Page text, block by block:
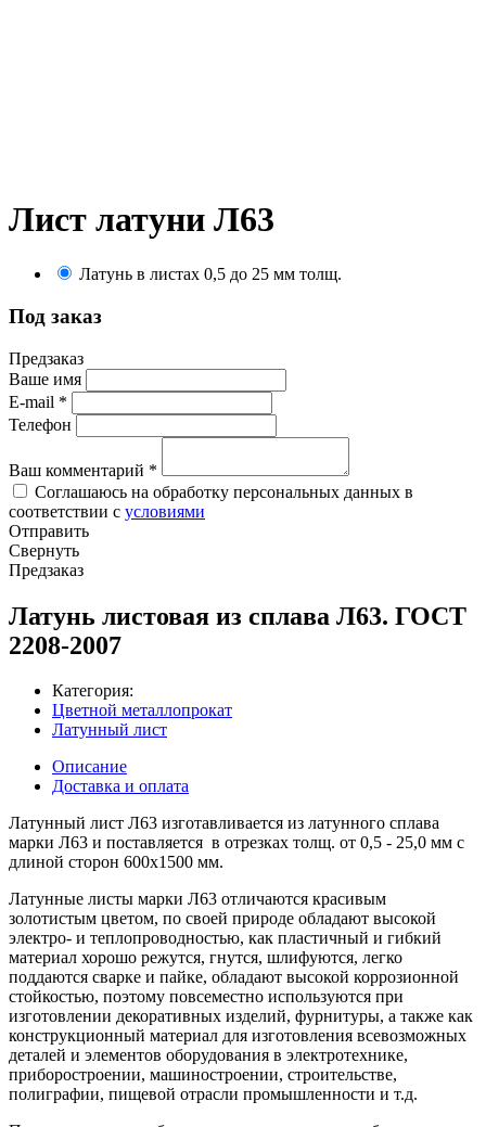
Лист латуни Л63
Латунь в листах 0,5 до 25 мм толщ.
Под заказ
Предзаказ
Ваше имя
E-mail *
Телефон
Ваш комментарий *
Соглашаюсь на обработку персональных данных в
соответствии с условиями
Отправить
Свернуть
Предзаказ
Латунь листовая из сплава Л63. ГОСТ
2208-2007
Категория:
Цветной металлопрокат
Латунный лист
Описание
Доставка и оплата
Латунный лист Л63 изготавливается из латунного сплава
марки Л63 и поставляется в отрезках толщ. от 0,5 - 25,0 мм с
длиной сторон 600х1500 мм.
Латунные листы марки Л63 отличаются красивым
золотистым цветом, по своей природе обладают высокой
электро- и теплопроводностью, как пластичный и гибкий
материал хорошо режутся, гнутся, шлифуются, легко
поддаются сварке и пайке, обладают высокой коррозионной
стойкостью, поэтому повсеместно используются при
изготовлении декоративных изделий, фурнитуры, а также как
конструкционный материал для изготовления всевозможных
деталей и элементов оборудования в электротехнике,
приборостроении, машиностроении, строительстве,
полиграфии, пищевой отрасли промышленности и т.д.